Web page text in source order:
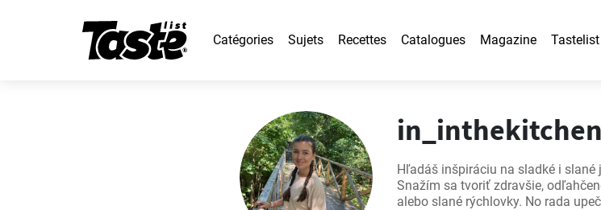
Catégories Sujets Recettes Catalogues Magazine
in_inthekitchen
Hľadáš inšpiráciu na sladké i
Snažím sa tvoriť zdravšie,
alebo slané rýchlovky. No rada